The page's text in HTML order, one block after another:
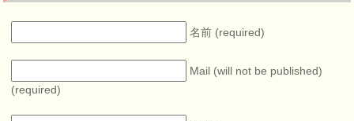
名前 (required)
Mail (will not be published)
(required)